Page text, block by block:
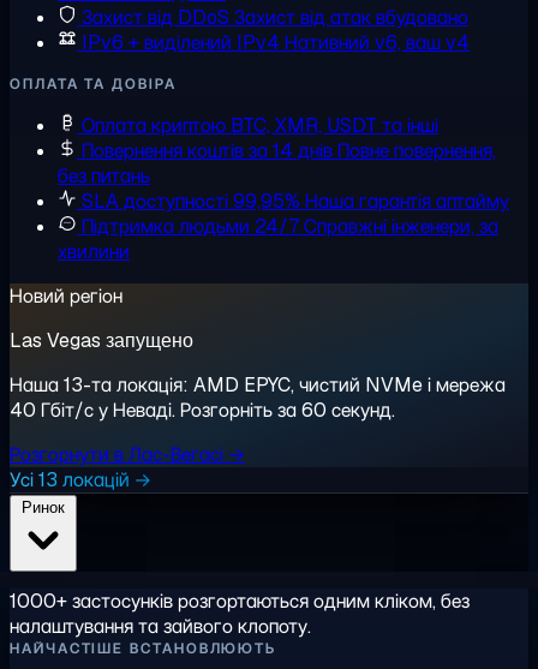
Захист від DDoS Захист від атак вбудовано
IPv6 + виділений IPv4 Нативний v6, ваш v4
ОПЛАТА ТА ДОВІРА
Оплата криптою BTC, XMR, USDT та інші
Повернення коштів за 14 днів Повне повернення,
без питань
SLA доступності 99,95% Наша гарантія аптайму
Підтримка людьми 24/7Справжні інженери, за
хвилини
Новий регіон
Las Vegas запущено
Наша 13-та локація: AMD EPYC, чистий NVMe і мережа
40 Гбіт/с у Неваді. Розгорніть за 60 секунд.
Розгорнути в Лас-Вегасі →
Усі 13 локацій →
1000+ застосунків розгортаються одним кліком, без
налаштування та зайвого клопоту.
НАЙЧАСТІШЕ ВСТАНОВЛЮЮТЬ